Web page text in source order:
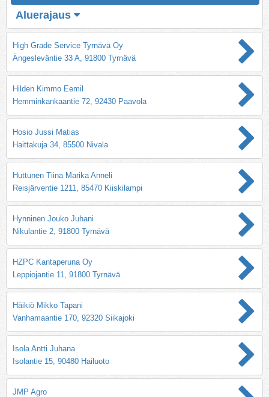
Aluerajaus
High Grade Service Tyrnävä Oy
Ängesleväntie 33 A, 91800 Tyrnävä
Hilden Kimmo Eemil
Hemminkankaantie 72, 92430 Paavola
Hosio Jussi Matias
Haittakuja 34, 85500 Nivala
Huttunen Tiina Marika Anneli
Reisjärventie 1211, 85470 Kiiskilampi
Hynninen Jouko Juhani
Nikulantie 2, 91800 Tyrnävä
HZPC Kantaperuna Oy
Leppiojantie 11, 91800 Tyrnävä
Häikiö Mikko Tapani
Vanhamaantie 170, 92320 Siikajoki
Isola Antti Juhana
Isolantie 15, 90480 Hailuoto
JMP Agro